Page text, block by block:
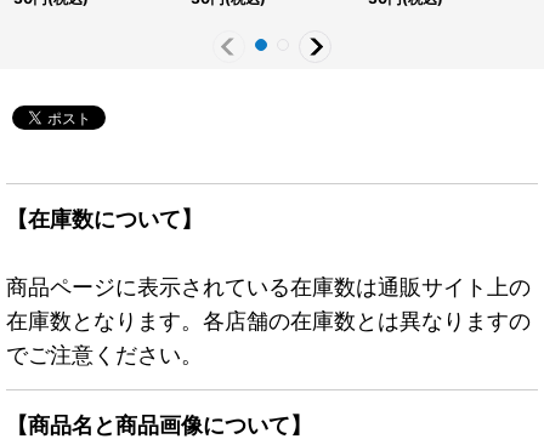
【在庫数について】
商品ページに表示されている在庫数は通販サイト上の
在庫数となります。各店舗の在庫数とは異なりますの
でご注意ください。
【商品名と商品画像について】